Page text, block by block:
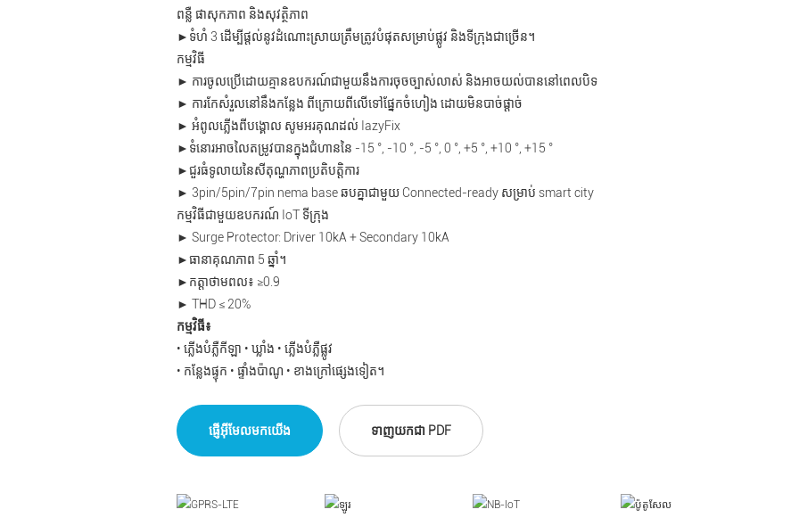
ពន្លឺ ផាសុកភាព និងសុវត្ថិភាព
►ទំហំ 3 ដើម្បីផ្តល់នូវដំណោះស្រាយត្រឹមត្រូវបំផុតសម្រាប់ផ្លូវ និងទីក្រុងជាច្រើន។
កម្មវិធី
► ការចូលប្រើដោយគ្មានឧបករណ៍ជាមួយនឹងការចុចច្បាស់លាស់ និងអាចយល់បាននៅពេលបិទ
► ការកែសំរួលនៅនឹងកន្លែង ពីក្រោយពីលើទៅផ្នែកចំហៀង ដោយមិនបាច់ផ្តាច់
► អំពូលភ្លើងពីបង្គោល សូមអរគុណដល់ IazyFix
►ទំនោរអាចលៃតម្រូវបានក្នុងជំហាននៃ -15 °, -10 °, -5 °, 0 °, +5 °, +10 °, +15 °
►ជួរធំទូលាយនៃសីតុណ្ហភាពប្រតិបត្តិការ
► 3pin/5pin/7pin nema base ឆបគ្នាជាមួយ Connected-ready សម្រាប់ smart city
កម្មវិធីជាមួយឧបករណ៍ IoT ទីក្រុង
► Surge Protector: Driver 10kA + Secondary 10kA
►ធានាគុណភាព 5 ឆ្នាំ។
►កត្តាថាមពល៖ ≥0.9
► THD ≤ 20%
កម្មវិធី៖
• ភ្លើងបំភ្លឺកីឡា • ឃ្លាំង • ភ្លើងបំភ្លឺផ្លូវ
• កន្លែងផ្ទុក • ផ្ទាំងប៉ាណូ • ខាងក្រៅផ្សេងទៀត។
ផ្ញើអ៊ីមែលមកយើង ទាញយកជា PDF